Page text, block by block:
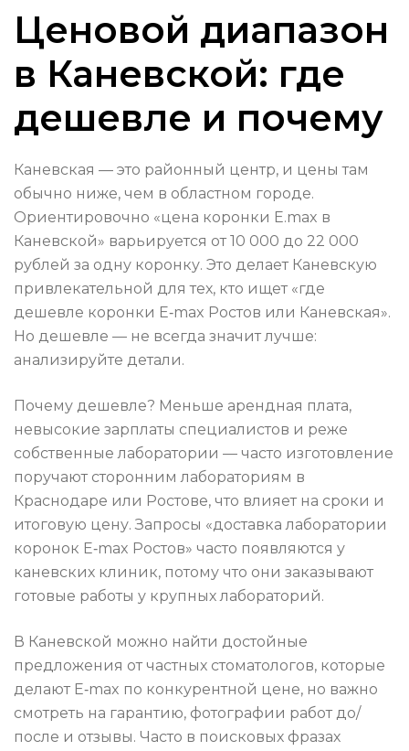
Ценовой диапазон
в Каневской: где
дешевле и почему
Каневская — это районный центр, и цены там
обычно ниже, чем в областном городе.
Ориентировочно «цена коронки E.max в
Каневской» варьируется от 10 000 до 22 000
рублей за одну коронку. Это делает Каневскую
привлекательной для тех, кто ищет «где
дешевле коронки E‑max Ростов или Каневская».
Но дешевле — не всегда значит лучше:
анализируйте детали.
Почему дешевле? Меньше арендная плата,
невысокие зарплаты специалистов и реже
собственные лаборатории — часто изготовление
поручают сторонним лабораториям в
Краснодаре или Ростове, что влияет на сроки и
итоговую цену. Запросы «доставка лаборатории
коронок E‑max Ростов» часто появляются у
каневских клиник, потому что они заказывают
готовые работы у крупных лабораторий.
В Каневской можно найти достойные
предложения от частных стоматологов, которые
делают E‑max по конкурентной цене, но важно
смотреть на гарантию, фотографии работ до/
после и отзывы. Часто в поисковых фразах